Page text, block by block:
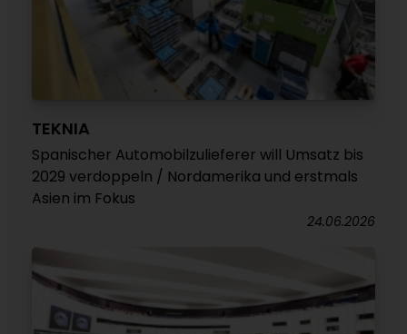
TEKNIA
Spanischer Automobilzulieferer will Umsatz bis
2029 verdoppeln / Nordamerika und erstmals
Asien im Fokus
24.06.2026